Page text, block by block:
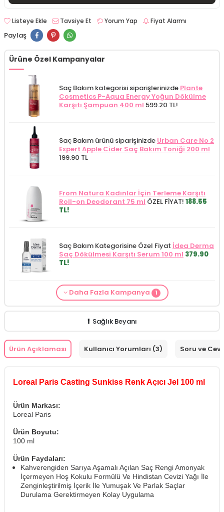
Listeye Ekle Tavsiye Et Yorum Yap Fiyat Alarmı
Paylaş
Ürüne Özel Kampanyalar
Saç Bakım kategorisi siparişlerinizde Plante
Cosmetics P-Aqua Energy Yoğun Dökülme
Karşıtı Şampuan 400 ml 599.20 TL!
Saç Bakım ürünü siparişinizde Urban Care No 2
Expert Apple Cider Saç Bakım Toniği 200 ml
199.90 TL
From Natura Kadınlar İçin Terleme Karşıtı
Roll-on Deodorant 75 ml ÖZEL FİYAT! 188.55
TL!
Saç Bakım Kategorisine Özel Fiyat İdea Derma
Saç Dökülmesi Karşıtı Serum 100 ml 379.90
TL!
Loreal Parisürünlerinden 600 TL ve üzeri
siparişlerinizdeLoreal Paris Bright Reveal
Daha Fazla Kampanya 1
Sağlık Beyanı
Ürün Açıklaması Kullanıcı Yorumları (3) Soru ve
Loreal Paris Casting Sunkiss Renk Açıcı Jel 100 ml
Ürün Markası:
Loreal Paris
Ürün Boyutu:
100 ml
Ürün Faydaları:
Kahverengiden Sarıya Aşamalı Açılan Saç Rengi Amonyak
İçermeyen Hoş Kokulu Formülü Ve Hindistan Cevizi Yağı İle
Zenginleştirilmiş İçerik İle Yumuşak Ve Parlak Saçlar
Durulama Gerektirmeyen Kolay Uygulama